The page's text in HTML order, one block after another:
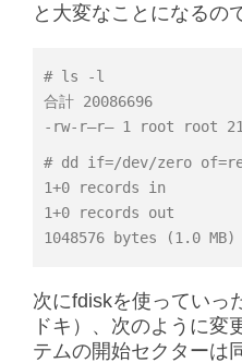
と大変なことになるの
# ls -l
合計 20086696
-rw-r–r– 1 root root
# dd if=/dev/zero
1+0 records in
1+0 records out
1048576 bytes (1.0
次にfdiskを使っていっ
ドキ）、次のように変
テムの開始セクターは